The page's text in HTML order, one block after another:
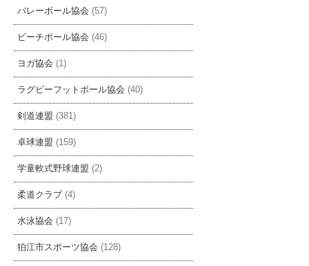
バレーボール協会 (57)
ビーチボール協会 (46)
ヨガ協会 (1)
ラグビーフットボール協会 (40)
剣道連盟 (381)
卓球連盟 (159)
学童軟式野球連盟 (2)
柔道クラブ (4)
水泳協会 (17)
狛江市スポーツ協会 (128)